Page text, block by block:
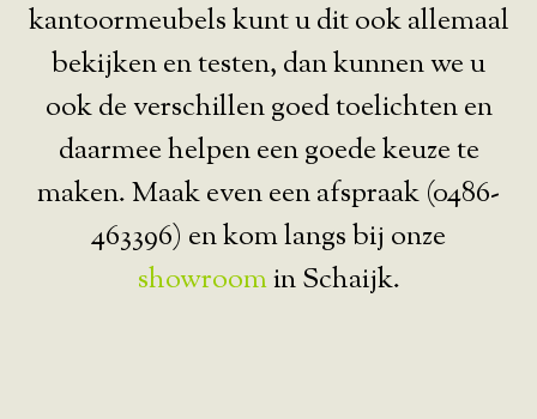
kantoormeubels kunt u dit ook allemaal
bekijken en testen, dan kunnen we u
ook de verschillen goed toelichten en
daarmee helpen een goede keuze te
maken. Maak even een afspraak (0486-
463396) en kom langs bij onze
showroomin Schaijk.